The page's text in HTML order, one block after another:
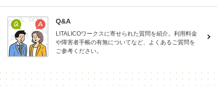
Q&A
LITALICOワークスに寄せられた質問を紹介。利用料金
や障害者手帳の有無についてなど、よくあるご質問を
ご参考ください。